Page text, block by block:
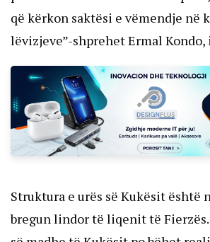
që kërkon saktësi e vëmendje në
lëvizjeve”-shprehet Ermal
Struktura e urës së Kukësit është
bregun lindor të liqenit të